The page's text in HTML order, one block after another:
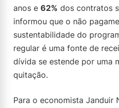
anos e 62% dos contratos
informou que o não
sustentabilidade do
regular é uma fonte de
dívida se estende por uma
quitação.
Para o economista Janduir